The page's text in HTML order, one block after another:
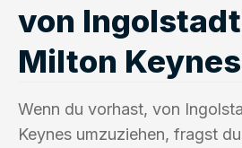
von
Milton
Wenn du vorhast, von
Keynes umzuziehen, fragst